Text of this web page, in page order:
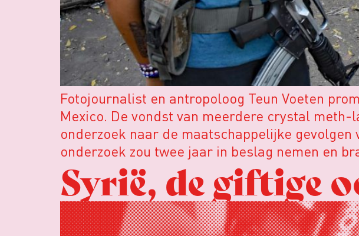
Fotojournalist en antropoloog Teun Voeten
Mexico. De vondst van meerdere crystal
onderzoek naar de maatschappelijke
onderzoek zou twee jaar in beslag nemen en
Syrië, de giftige